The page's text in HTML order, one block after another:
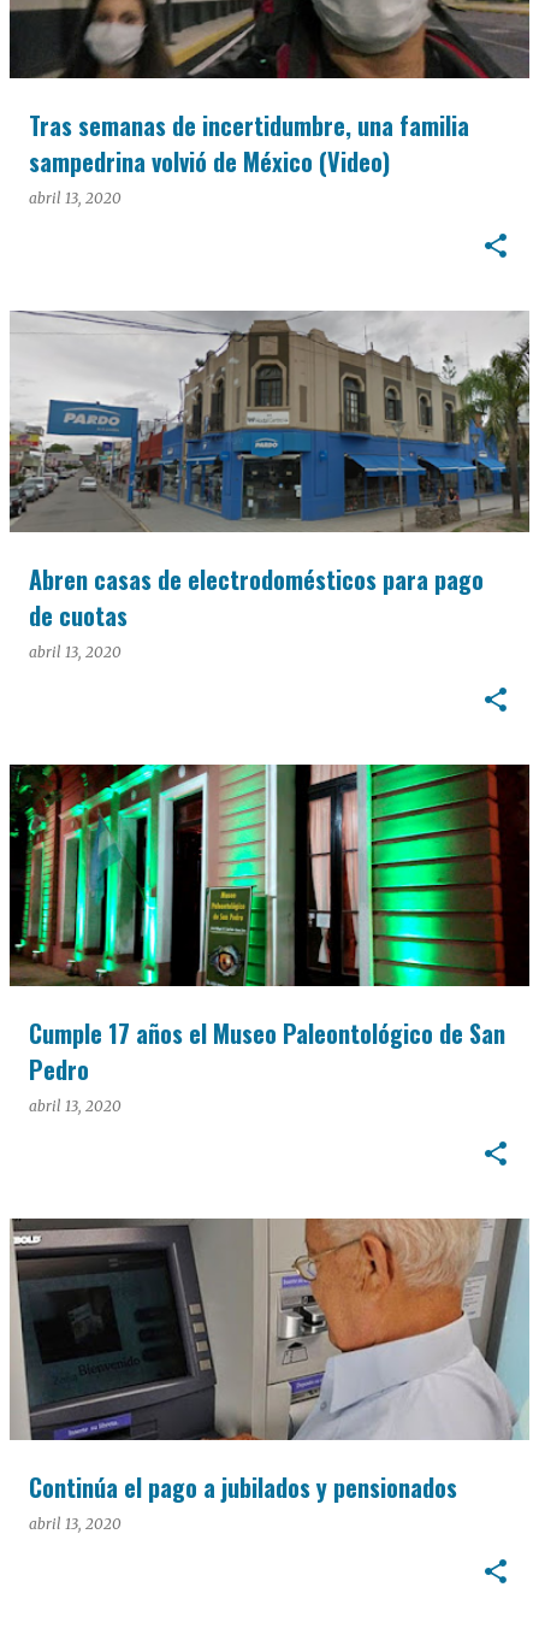
Tras semanas de incertidumbre, una familia
sampedrina volvió de México (Video)
abril 13, 2020
Abren casas de electrodomésticos para pago
de cuotas
abril 13, 2020
Cumple 17 años el Museo Paleontológico de San
Pedro
abril 13, 2020
Continúa el pago a jubilados y pensionados
abril 13, 2020